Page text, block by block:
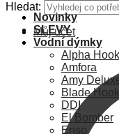
Hledat:
Můj účet
Novinky
SLEVY
Vodní dýmky
Alpha
Amfora
Amy
Blade
DDI
El Bomber
Enso